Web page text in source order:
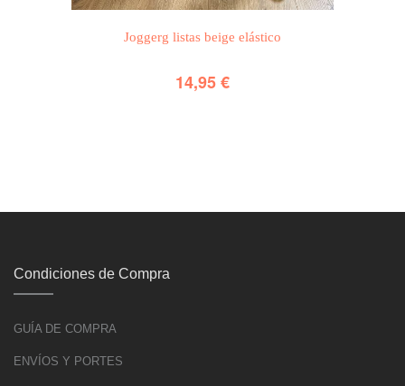
Joggerg listas beige elástico
14,95€
Condiciones de Compra
GUÍA DE COMPRA
ENVÍOS Y PORTES